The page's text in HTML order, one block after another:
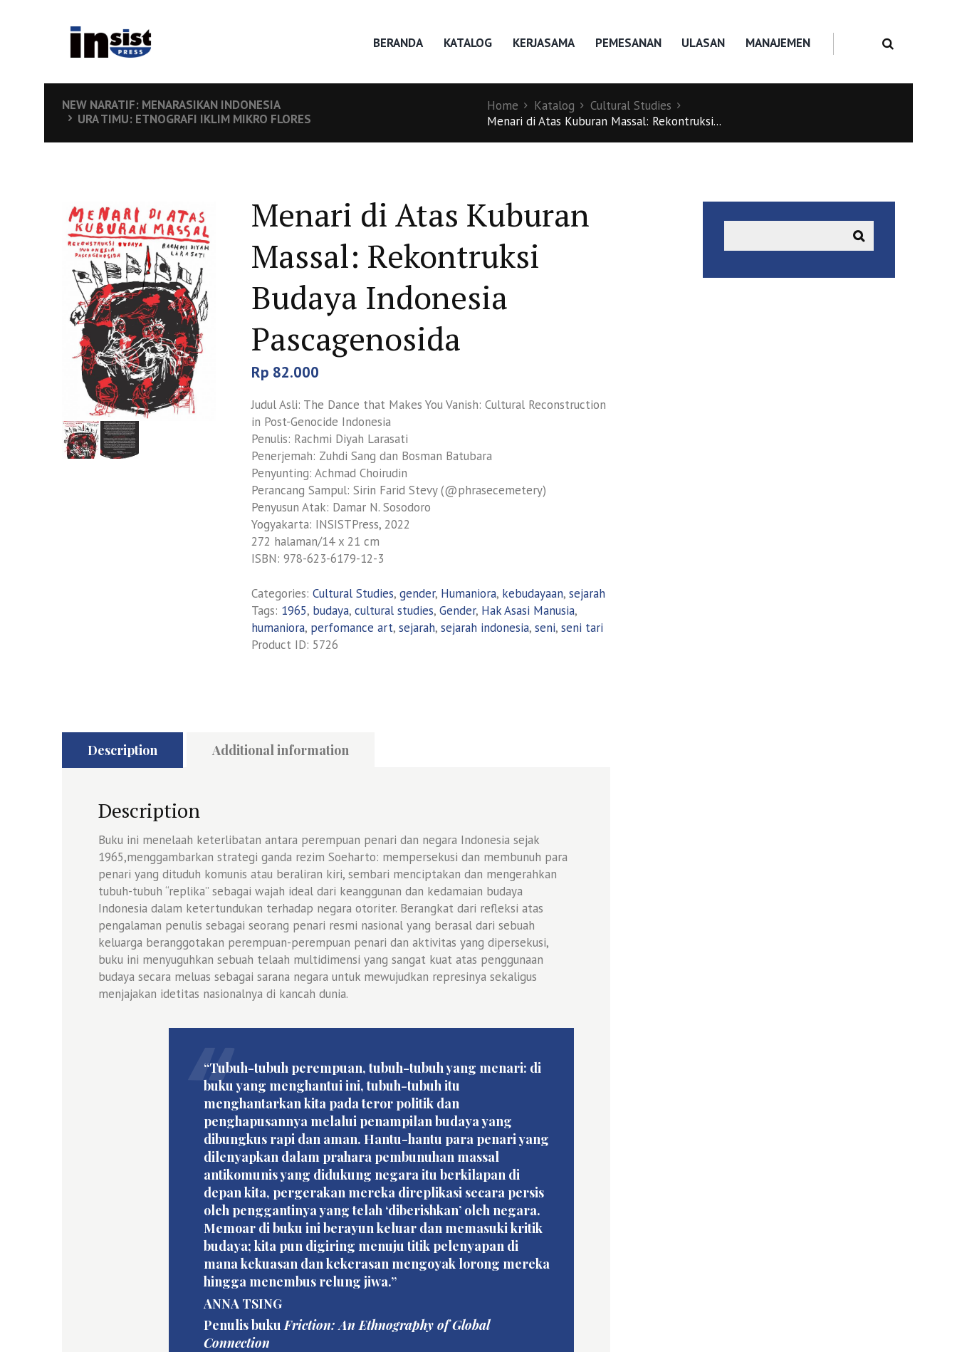
BERANDA KATALOG KERJASAMA PEMESANAN ULASAN MANAJEMEN
NEW NARATIF: MENARASIKAN INDONESIA
URA TIMU: ETNOGRAFI IKLIM MIKRO FLORES
Home Katalog
Cultural Studies
Menari di Atas Kuburan Massal: Rekontruksi...
Menari di Atas Kuburan
Massal: Rekontruksi
Budaya Indonesia
Pascagenosida
Rp 82.000
Judul Asli: The Dance that Makes You Vanish: Cultural Reconstruction
in Post-Genocide Indonesia
Penulis: Rachmi Diyah Larasati
Penerjemah: Zuhdi Sang dan Bosman Batubara
Penyunting: Achmad Choirudin
Perancang Sampul: Sirin Farid Stevy (@phrasecemetery)
Penyusun Atak: Damar N. Sosodoro
Yogyakarta: INSISTPress, 2022
272 halaman/14 x 21 cm
ISBN: 978-623-6179-12-3
Categories: Cultural Studies, gender, Humaniora, kebudayaan, sejarah
Tags: 1965, budaya, cultural studies, Gender, Hak Asasi Manusia,
humaniora, perfomance art, sejarah, sejarah indonesia, seni, seni tari
Product ID: 5726
Description Additional information
Description
Buku ini menelaah keterlibatan antara perempuan penari dan negara Indonesia sejak
1965,menggambarkan strategi ganda rezim Soeharto: mempersekusi dan membunuh para
penari yang dituduh komunis atau beraliran kiri, sembari menciptakan dan mengerahkan
tubuh-tubuh “replika” sebagai wajah ideal dari keanggunan dan kedamaian budaya
Indonesia dalam ketertundukan terhadap negara otoriter. Berangkat dari refleksi atas
pengalaman penulis sebagai seorang penari resmi nasional yang berasal dari sebuah
keluarga beranggotakan perempuan-perempuan penari dan aktivitas yang dipersekusi,
buku ini menyuguhkan sebuah telaah multidimensi yang sangat kuat atas penggunaan
budaya secara meluas sebagai sarana negara untuk mewujudkan represinya sekaligus
menjajakan idetitas nasionalnya di kancah dunia.
“Tubuh-tubuh perempuan, tubuh-tubuh yang menari: di
buku yang menghantui ini, tubuh-tubuh itu
menghantarkan kita pada teror politik dan
penghapusannya melalui penampilan budaya yang
dibungkus rapi dan aman. Hantu-hantu para penari yang
dilenyapkan dalam prahara pembunuhan massal
antikomunis yang didukung negara itu berkilapan di
depan kita, pergerakan mereka direplikasi secara persis
oleh penggantinya yang telah ‘diberishkan’ oleh negara.
Memoar di buku ini berayun keluar dan memasuki kritik
budaya; kita pun digiring menuju titik pelenyapan di
mana kekuasan dan kekerasan mengoyak lorong mereka
hingga menembus relung jiwa.”
ANNA TSING
Penulis bukuFriction: An Ethnography of Global
Connection